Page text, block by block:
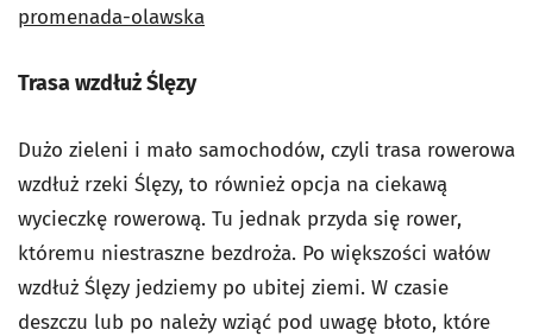
promenada-olawska
Trasa wzdłuż Ślęzy
Dużo zieleni i mało samochodów, czyli trasa rowerowa
wzdłuż rzeki Ślęzy, to również opcja na ciekawą
wycieczkę rowerową. Tu jednak przyda się rower,
któremu niestraszne bezdroża. Po większości wałów
wzdłuż Ślęzy jedziemy po ubitej ziemi. W czasie
deszczu lub po należy wziąć pod uwagę błoto, które